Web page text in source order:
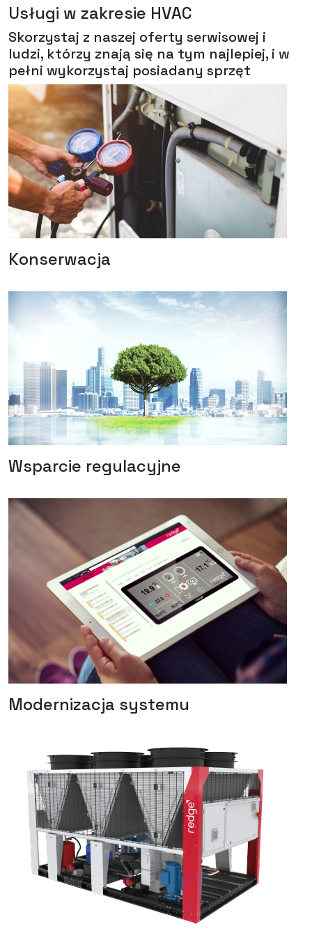
Usługi w zakresie HVAC
Skorzystaj z naszej oferty serwisowej i
ludzi, którzy znają się na tym najlepiej, i w
pełni wykorzystaj posiadany sprzęt
Konserwacja
Wsparcie regulacyjne
Modernizacja systemu